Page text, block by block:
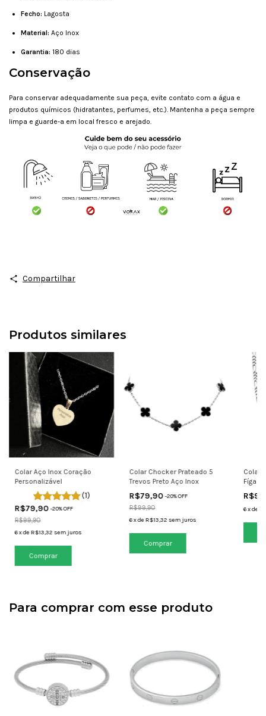
Fecho: Lagosta
Material: Aço Inox
Garantia: 180 dias
Conservação
Para conservar adequadamente sua peça, evite contato com a água e
produtos químicos (hidratantes, perfumes, etc.). Mantenha a peça sempre
limpa e guarde-a em local fresco e arejado.
Compartilhar
Produtos similares
Colar Aço Inox Coração
Personalizável
(1)
R$79,90-20% OFF
R$99,90
6xdeR$13,32 sem juros
Colar Chocker Prateado 5
Trevos Preto Aço Inox
R$79,90-20% OFF
R$99,90
6xdeR$13,32 sem juros
Colar
Fígaro
6xde
Para comprar com esse produto